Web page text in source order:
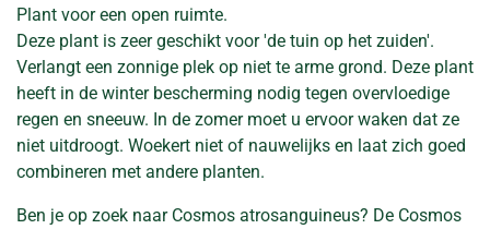
Plant voor een open ruimte.
Deze plant is zeer geschikt voor 'de tuin op het zuiden'.
Verlangt een zonnige plek op niet te arme grond. Deze plant
heeft in de winter bescherming nodig tegen overvloedige
regen en sneeuw. In de zomer moet u ervoor waken dat ze
niet uitdroogt. Woekert niet of nauwelijks en laat zich goed
combineren met andere planten.
Ben je op zoek naar Cosmos atrosanguineus? De Cosmos